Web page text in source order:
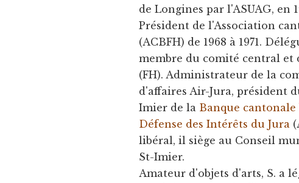
de Longines par l'ASUAG, en
Président de l'Association
(ACBFH) de 1968 à 1971.
membre du comité central et
(FH). Administrateur de la
d'affaires Air-Jura, président
Imier de la Banque cantonale
Défense des Intérêts du Jura
libéral, il siège au Conseil
St-Imier.
Amateur d'objets d'arts, S. a